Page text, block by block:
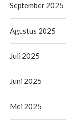
September 2025
Agustus 2025
Juli 2025
Juni 2025
Mei 2025